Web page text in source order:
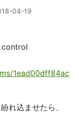
04-19
control
1ead00dff84ac
れ込ませたら、